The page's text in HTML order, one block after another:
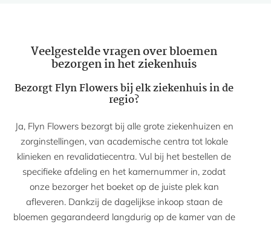
Veelgestelde vragen over bloemen
bezorgen in het ziekenhuis
Bezorgt Flyn Flowers bij elk ziekenhuis in de
regio?
Ja, Flyn Flowers bezorgt bij alle grote ziekenhuizen en
zorginstellingen, van academische centra tot lokale
klinieken en revalidatiecentra. Vul bij het bestellen de
specifieke afdeling en het kamernummer in, zodat
onze bezorger het boeket op de juiste plek kan
afleveren. Dankzij de dagelijkse inkoop staan de
bloemen gegarandeerd langdurig op de kamer van de